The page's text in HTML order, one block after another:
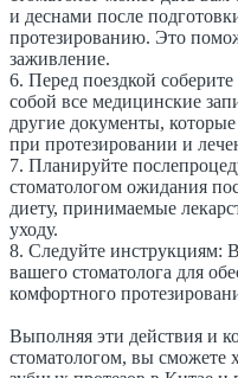
и деснами после
протезированию. Это
заживление.
6. Перед поездкой
собой все медицинские
другие документы,
при протезировании и
7. Планируйте
стоматологом ожидания
диету, принимаемые
уходу.
8. Следуйте инструкциям:
вашего стоматолога для
комфортного
Выполняя эти действия и
стоматологом, вы сможете